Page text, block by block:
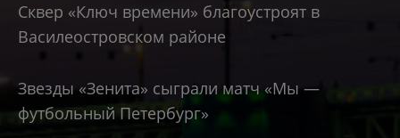
Сквер «Ключ времени» благоустроят в
Василеостровском районе
Звезды «Зенита» сыграли матч «Мы —
футбольный Петербург»